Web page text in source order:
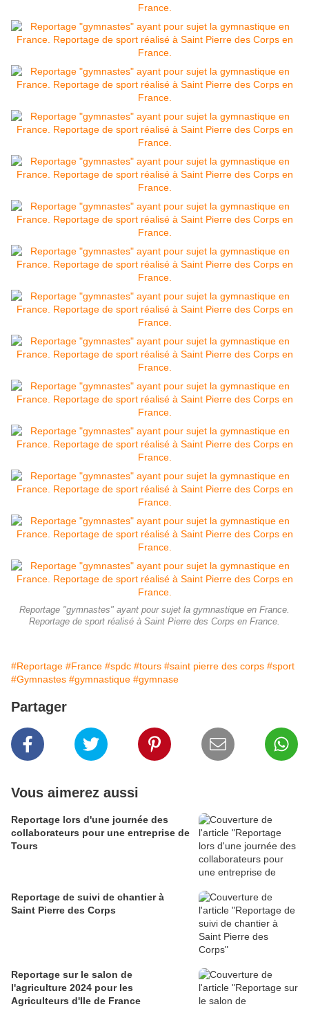
Reportage "gymnastes" ayant pour sujet la gymnastique en France.
Reportage de sport réalisé à Saint Pierre des Corps en France.
#Reportage #France #spdc #tours #saint pierre des corps #sport
#Gymnastes #gymnastique #gymnase
Partager
Vous aimerez aussi
Reportage lors d'une journée des
collaborateurs pour une entreprise de
Tours
Reportage de suivi de chantier à
Saint Pierre des Corps
Reportage sur le salon de
l'agriculture 2024 pour les
Agriculteurs d'Ile de France